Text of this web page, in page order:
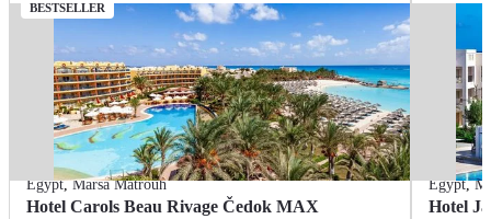
BESTSELLER
Egypt,Marsa Matrouh
Hotel Carols Beau Rivage Čedok MAX
Egypt,
Hotel